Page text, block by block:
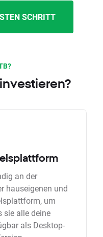
SCHRITT
an der
hauseigenen und
um
sie alle deine
als Desktop-